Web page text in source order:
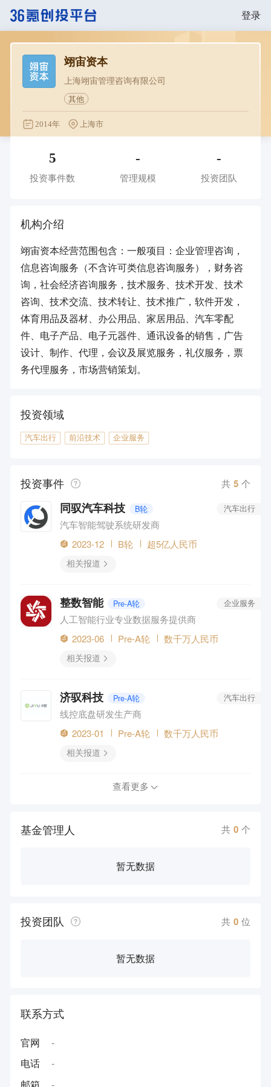
登录
翊宙资本
上海翊宙管理咨询有限公司
其他
2014年 上海市
5
投资事件数
-
管理规模
-
投资团队
机构介绍
翊宙资本经营范围包含：一般项目：企业管理咨询，
信息咨询服务（不含许可类信息咨询服务），财务咨
询，社会经济咨询服务，技术服务、技术开发、技术
咨询、技术交流、技术转让、技术推广，软件开发，
体育用品及器材、办公用品、家居用品、汽车零配
件、电子产品、电子元器件、通讯设备的销售，广告
设计、制作、代理，会议及展览服务，礼仪服务，票
务代理服务，市场营销策划。
投资领域
汽车出行 前沿技术 企业服务
投资事件 共 5 个
同驭汽车科技 B轮
汽车智能驾驶系统研发商
汽车出行
2023-12 B轮 超5亿人民币
相关报道
整数智能 Pre-A轮
人工智能行业专业数据服务提供商
企业服务
2023-06 Pre-A轮 数千万人民币
相关报道
济驭科技 Pre-A轮
线控底盘研发生产商
汽车出行
2023-01 Pre-A轮 数千万人民币
相关报道
查看更多
基金管理人 共 0 个
暂无数据
投资团队 共 0 位
暂无数据
联系方式
官网
-
电话
-
邮箱
-